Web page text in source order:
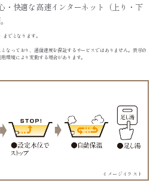
・快適な高速インターネット（上り・下
でとなります。
なっており、通信速度を保証するサービスではありません。表示の
環境により変動する場合があります。
イメージイラスト